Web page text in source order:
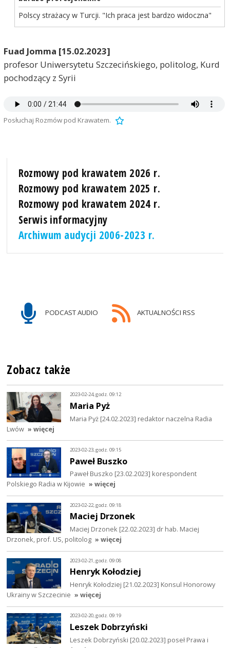
Polscy strażacy w Turcji. "Ich praca jest bardzo widoczna"
Fuad Jomma [15.02.2023]
profesor Uniwersytetu Szczecińskiego, politolog, Kurd
pochodzący z Syrii
Posłuchaj Rozmów pod Krawatem.
Rozmowy pod krawatem 2026 r.
Rozmowy pod krawatem 2025 r.
Rozmowy pod krawatem 2024 r.
Serwis informacyjny
Archiwum audycji 2006-2023 r.
PODCAST AUDIO AKTUALNOŚCI RSS
Zobacz także
2023-02-24, godz. 09:12
Maria Pyż
Maria Pyż [24.02.2023] redaktor naczelna Radia
Lwów » więcej
2023-02-23, godz. 09:15
Paweł Buszko
Paweł Buszko [23.02.2023] korespondent
Polskiego Radia w Kijowie » więcej
2023-02-22, godz. 09:18
Maciej Drzonek
Maciej Drzonek [22.02.2023] dr hab. Maciej
Drzonek, prof. US, politolog » więcej
2023-02-21, godz. 09:08
Henryk Kołodziej
Henryk Kołodziej [21.02.2023] Konsul Honorowy
Ukrainy w Szczecinie » więcej
2023-02-20, godz. 09:19
Leszek Dobrzyński
Leszek Dobrzyński [20.02.2023] poseł Prawa i